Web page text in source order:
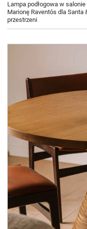
Lampa podłogowa w
Marionę Raventós dla
przestrzeni